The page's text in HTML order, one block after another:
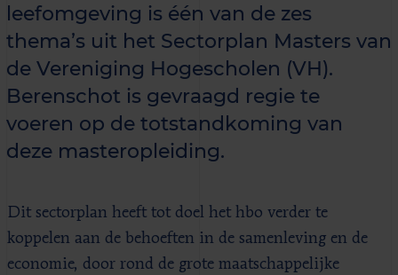
leefomgeving is één van de zes
thema’s uit het Sectorplan Masters van
de Vereniging Hogescholen (VH).
Berenschot is gevraagd regie te
voeren op de totstandkoming van
deze masteropleiding.
Dit sectorplan heeft tot doel het hbo verder te
koppelen aan de behoeften in de samenleving en de
economie, door rond de grote maatschappelijke